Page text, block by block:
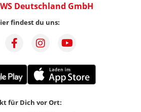
Deutschland GmbH
findest du uns:
für Dich vor Ort: